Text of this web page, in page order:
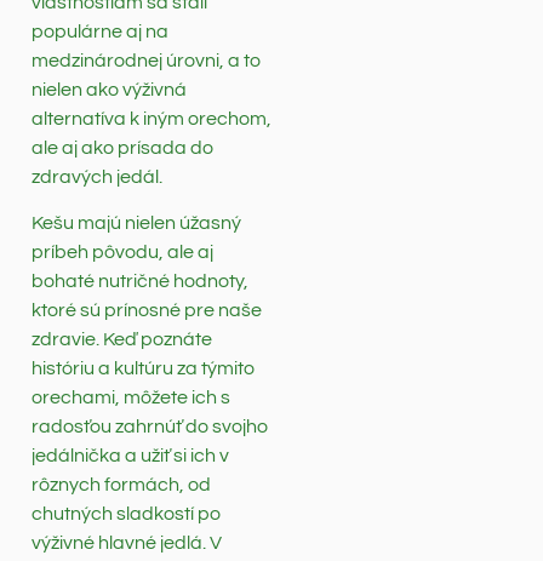
populárne aj na
medzinárodnej úrovni, a to
nielen ako výživná
alternatíva k iným orechom,
ale aj ako prísada do
zdravých jedál.
Kešu majú nielen úžasný
príbeh pôvodu, ale aj
bohaté nutričné hodnoty,
ktoré sú prínosné pre naše
zdravie. Keď poznáte
históriu a kultúru za týmito
orechami, môžete ich s
radosťou zahrnúť do svojho
jedálnička a užiť si ich v
rôznych formách, od
chutných sladkostí po
výživné hlavné jedlá. V